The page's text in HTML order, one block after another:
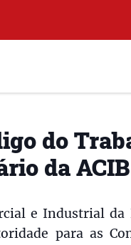
do
da ACIB
e Industrial da
para as